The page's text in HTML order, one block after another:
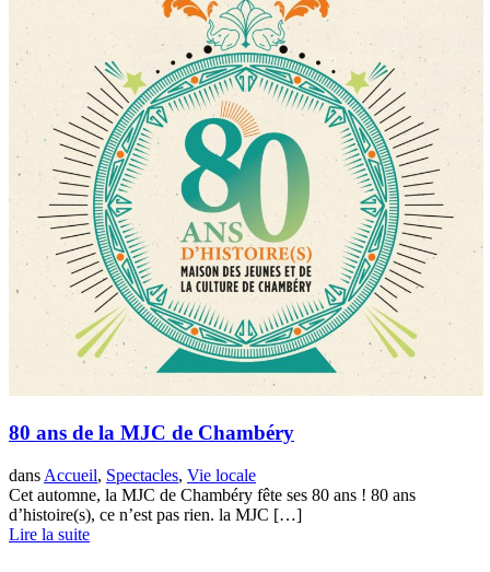
80 ans de la MJC de Chambéry
dans Accueil, Spectacles, Vie locale
Cet automne, la MJC de Chambéry fête ses 80 ans ! 80 ans
d’histoire(s), ce n’est pas rien. la MJC […]
Lire la suite